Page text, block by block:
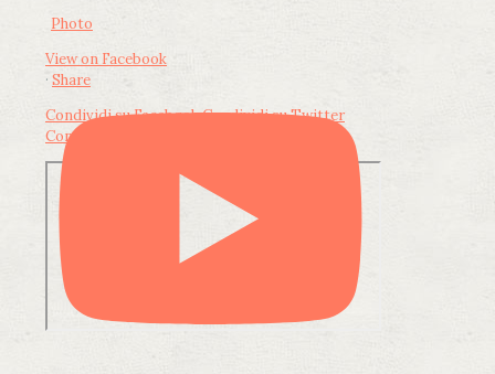
Photo
View on Facebook
· Share
Condividi su FacebookCondividi su Twitter
Condividi su LinkedIn